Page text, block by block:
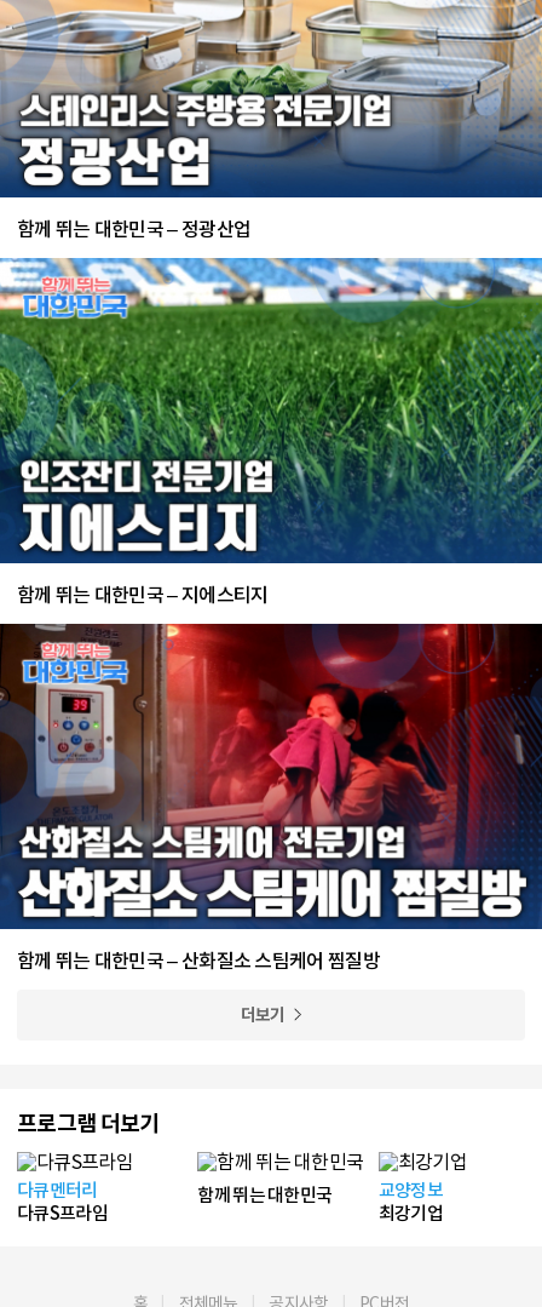
함께 뛰는 대한민국 – 정광산업
함께 뛰는 대한민국 – 지에스티지
함께 뛰는 대한민국 – 산화질소 스팀케어 찜질방
더보기
프로그램 더보기
다큐멘터리
다큐S프라임
함께 뛰는 대한민국
교양정보
최강기업